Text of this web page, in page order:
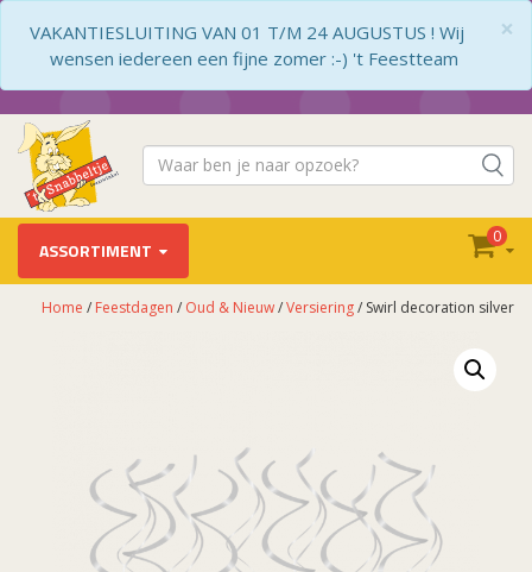
×
VAKANTIESLUITING VAN 01 T/M 24 AUGUSTUS ! Wij
wensen iedereen een fijne zomer :-) 't Feestteam
ASSORTIMENT
0
Home / Feestdagen / Oud & Nieuw/Versiering/ Swirl decoration silver